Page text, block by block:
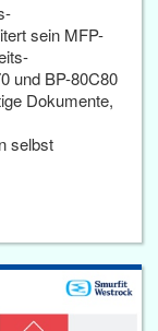
sein MFP-
und BP-80C80
Dokumente,
selbst